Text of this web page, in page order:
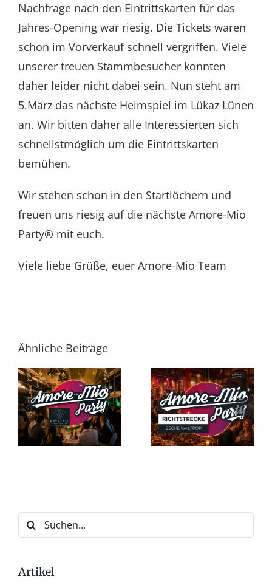
Nachfrage nach den Eintrittskarten für das
Jahres-Opening war riesig. Die Tickets waren
schon im Vorverkauf schnell vergriffen. Viele
unserer treuen Stammbesucher konnten
daher leider nicht dabei sein. Nun steht am
5.März das nächste Heimspiel im Lükaz Lünen
an. Wir bitten daher alle Interessierten sich
schnellstmöglich um die Eintrittskarten
bemühen.
Wir stehen schon in den Startlöchern und
freuen uns riesig auf die nächste Amore-Mio
Party® mit euch.
Viele liebe Grüße, euer Amore-Mio Team
Ähnliche Beiträge
Suche
nach:
Artikel